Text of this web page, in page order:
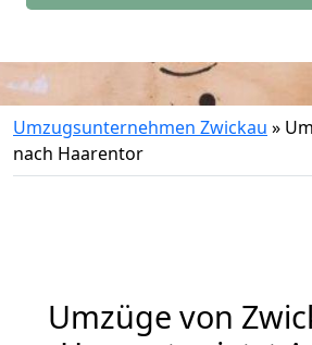
Umzugsunternehmen Zwickau »
nach Haarentor
Umzüge von